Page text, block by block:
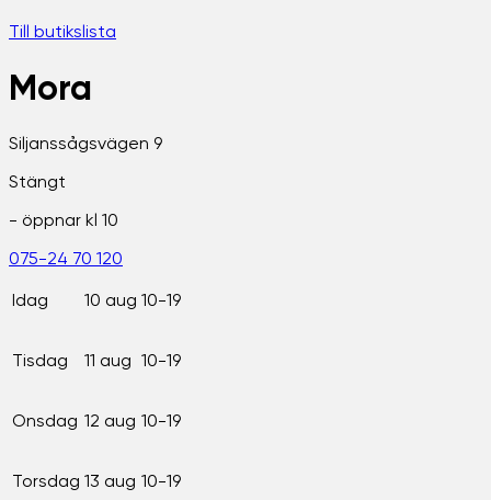
Till butikslista
Mora
Siljanssågsvägen 9
Stängt
- öppnar kl 10
075-24 70 120
Idag 10 aug 10-19
Tisdag 11 aug 10-19
Onsdag 12 aug 10-19
Torsdag 13 aug 10-19